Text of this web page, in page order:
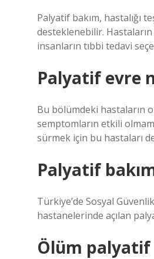
Palyatif bakım, hastalığı
desteklenebilir.
insanların tıbbi tedavi
Palyatif evre
Bu bölümdeki hastaların
semptomların etkili
sürmek için bu hastaları
Palyatif
Türkiye’de Sosyal
hastanelerinde açılan
Ölüm palyatif